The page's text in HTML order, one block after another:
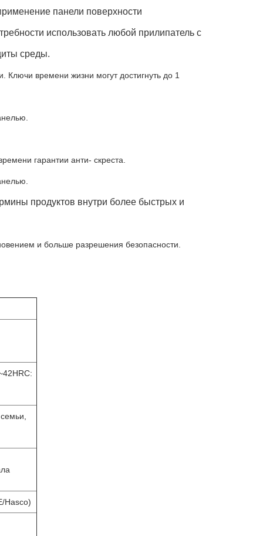
панели поверхности
использовать любой прилипатель с
среды.
Ключи времени жизни могут достигнуть до 1
гарантии анти- скреста.
продуктов внутри более быстрых и
и больше разрешения безопасности.
Hasco)